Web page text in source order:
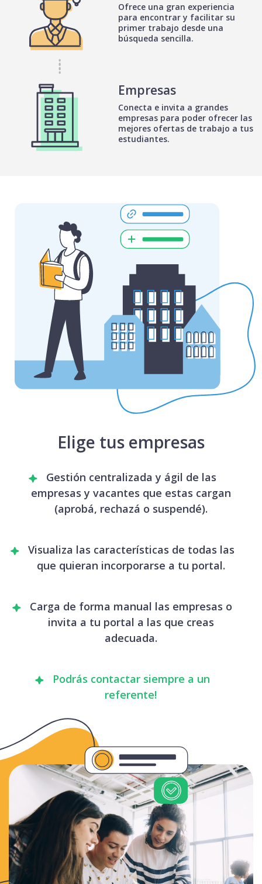
Ofrece una gran experiencia
para encontrar y facilitar su
primer trabajo desde una
búsqueda sencilla.
Empresas
Conecta e invita a grandes
empresas para poder ofrecer las
mejores ofertas de trabajo a tus
estudiantes.
Elige tus empresas
Gestión centralizada y ágil de las
empresas y vacantes que estas cargan
(aprobá, rechazá o suspendé).
Visualiza las características de todas las
que quieran incorporarse a tu portal.
Carga de forma manual las empresas o
invita a tu portal a las que creas
adecuada.
Podrás contactar siempre a un
referente!